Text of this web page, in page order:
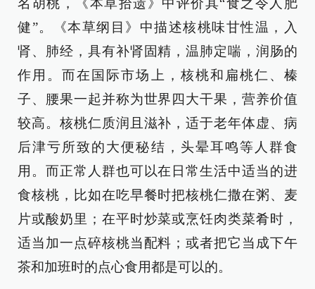
名胡桃，《本草拾遗》中评价其“食之令人肥
健”。《本草纲目》中描述核桃味甘性温，入
肾、肺经，具有补肾固精，温肺定喘，润肠的
作用。而在国际市场上，核桃和扁桃仁、榛
子、腰果一起并称为世界四大干果，营养价值
较高。核桃仁质润且滋补，适于老年体虚、病
后津亏所致的大便秘结，头晕耳鸣等人群食
用。而正常人群也可以在日常生活中适当的进
食核桃，比如在吃早餐时把核桃仁撒在粥、麦
片或酸奶里；在平时炒菜或烹饪肉类菜肴时，
适当加一点碎核桃当配料；或者把它当成下午
茶和加班时的点心食用都是可以的。